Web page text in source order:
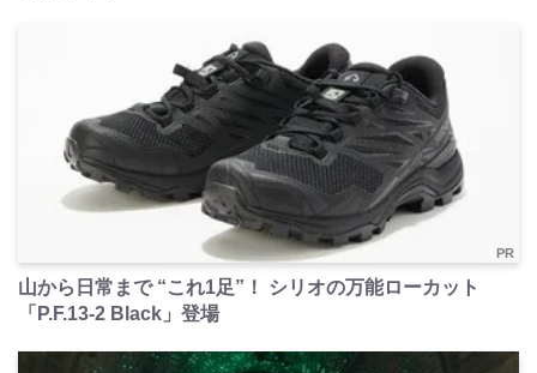
PR
山から日常まで “これ1足”！ シリオの万能ローカット
「P.F.13-2 Black」登場